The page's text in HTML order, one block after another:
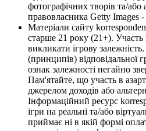
фотографічних творів та/або
правовласника Getty Images -
Матеріали сайту
старше 21 року (21+). Участь
викликати ігрову
(принципів)
ознак залежності негайно
Пам'ятайте, що участь в
джерелом доходів або
Інформаційний ресурс
ігри на реальні та/або
приймає ні в якій формі